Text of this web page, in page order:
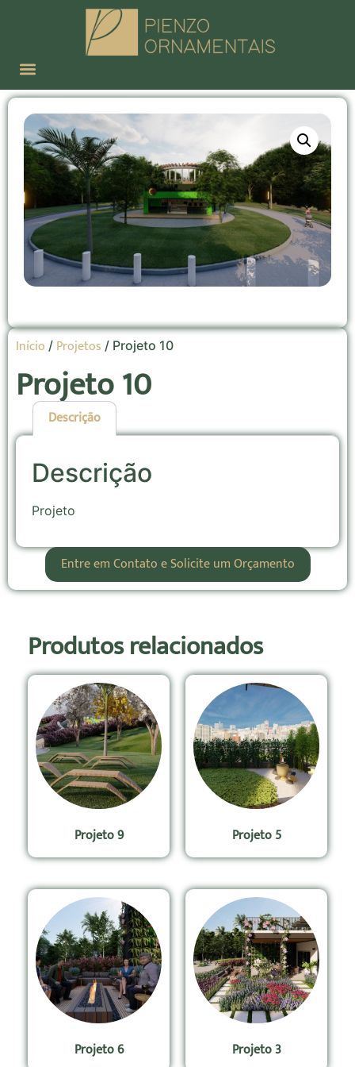
Início / Projetos / Projeto 10
Projeto 10
Descrição
Descrição
Projeto
Entre em Contato e Solicite um Orçamento
Produtos relacionados
Projeto 9 Projeto 5
Projeto 6 Projeto 3